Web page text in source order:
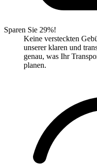
Sparen Sie 29%!
Keine versteckten
unserer klaren und
genau, was Ihr
planen.